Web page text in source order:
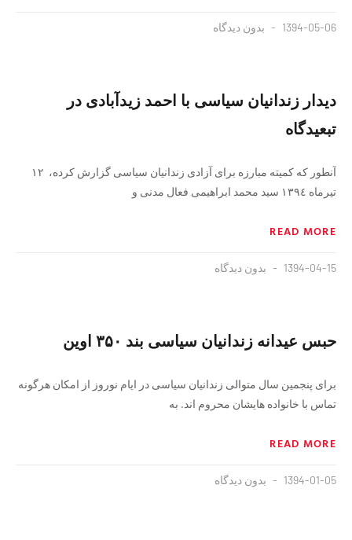
1394-05-06 بدون دیدگاه
دیدار زندانیان سیاسی با احمد زیدآبادی در
تبعیدگاه
آنطور که کمیته مبارزه برای آزادی زندانیان سیاسی گزارش کرده، ١٢
تيرماه ١٣٩٤ سید محمد ابراهیمی فعال مدنی و
READ MORE
1394-04-15 بدون دیدگاه
حبس عیدانه زندانیان سیاسی بند ۳۵۰ اوین
برای پنجمین سال متوالی زندانیان سیاسی در ایام نوروز از امکان هرگونه
تماس با خانواده هایشان محروم اند. به
READ MORE
1394-01-05 بدون دیدگاه